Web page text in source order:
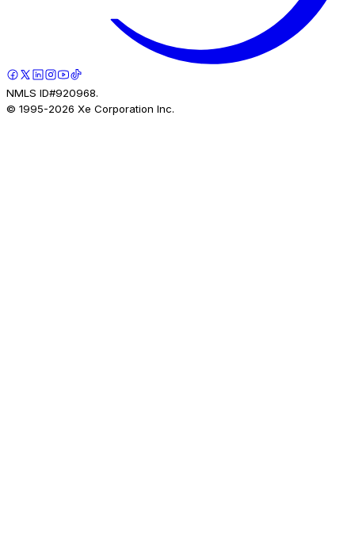
NMLS ID#920968.
© 1995-2026 Xe Corporation Inc.